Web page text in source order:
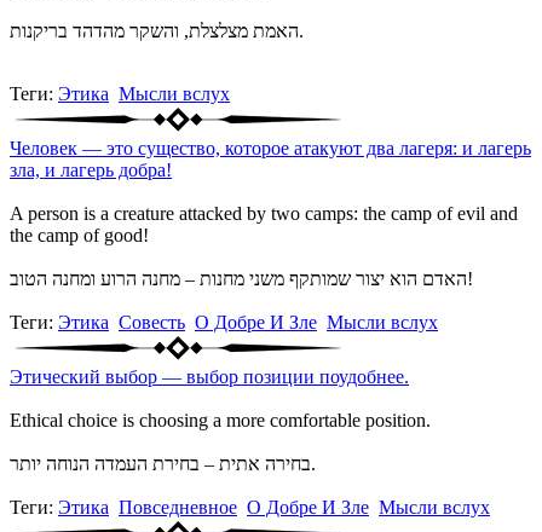
האמת מצלצלת, והשקר מהדהד בריקנות.
Теги: Этика Мысли вслух
Человек — это существо, которое атакуют два лагеря: и лагерь
зла, и лагерь добра!
A person is a creature attacked by two camps: the camp of evil and
the camp of good!
האדם הוא יצור שמותקף משני מחנות – מחנה הרוע ומחנה הטוב!
Теги: Этика Совесть О Добре И Зле Мысли вслух
Этический выбор — выбор позиции поудобнее.
Ethical choice is choosing a more comfortable position.
בחירה אתית – בחירת העמדה הנוחה יותר.
Теги: Этика Повседневное О Добре И Зле Мысли вслух